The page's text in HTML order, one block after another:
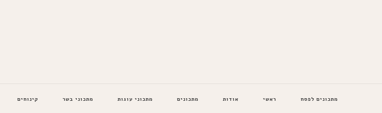
מתכונים לפסח ראשי אודות מתכונים מתכוני עוגות מתכוני בשר קינוחים